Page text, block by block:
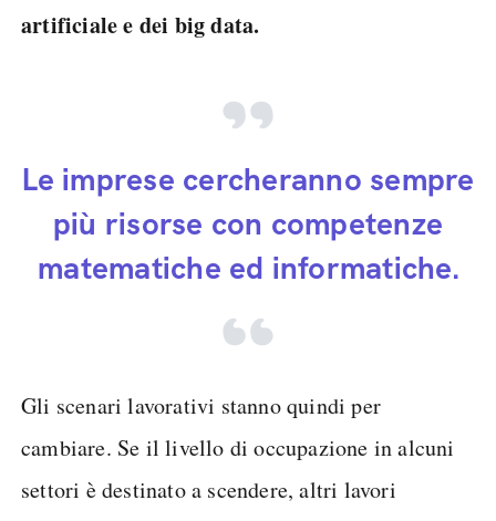
artificiale e dei big data.
Le imprese cercheranno sempre
più risorse con competenze
matematiche ed informatiche.
Gli scenari lavorativi stanno quindi per
cambiare. Se il livello di occupazione in alcuni
settori è destinato a scendere, altri lavori